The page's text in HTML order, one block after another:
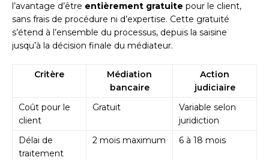
l’avantage d’être entièrement gratuite pour le client,
sans frais de procédure ni d’expertise. Cette gratuité
s’étend à l’ensemble du processus, depuis la saisine
jusqu’à la décision finale du médiateur.
Critère
Médiation
bancaire
Action
judiciaire
Coût pour le
client
Gratuit
Variable selon
juridiction
Délai de
traitement
2 mois maximum 6 à 18 mois